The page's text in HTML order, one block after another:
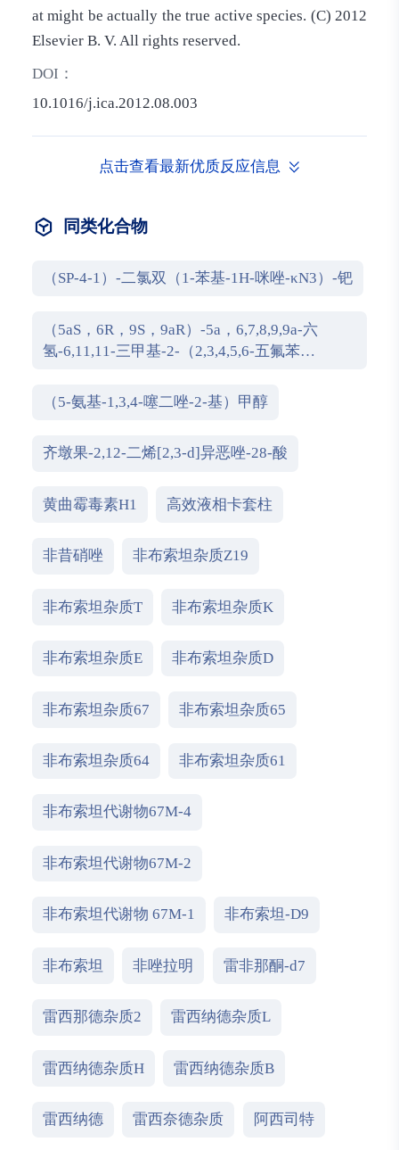
at might be actually the true active species. (C) 2012
Elsevier B. V. All rights reserved.
DOI：
10.1016/j.ica.2012.08.003
点击查看最新优质反应信息
同类化合物
（SP-4-1）-二氯双（1-苯基-1H-咪唑-κN3）-钯
（5aS，6R，9S，9aR）-5a，6,7,8,9,9a-六
氢-6,11,11-三甲基-2-（2,3,4,5,6-五氟苯
恶嗪四氟硼酸酯
（5-氨基-1,3,4-噻二唑-2-基）甲醇
齐墩果-2,12-二烯[2,3-d]异恶唑-28-酸
黄曲霉毒素H1 高效液相卡套柱
非昔硝唑 非布索坦杂质Z19
非布索坦杂质T 非布索坦杂质K
非布索坦杂质E 非布索坦杂质D
非布索坦杂质67 非布索坦杂质65
非布索坦杂质64 非布索坦杂质61
非布索坦代谢物67M-4
非布索坦代谢物67M-2
非布索坦代谢物 67M-1 非布索坦-D9
非布索坦 非唑拉明 雷非那酮-d7
雷西那德杂质2 雷西纳德杂质L
雷西纳德杂质H 雷西纳德杂质B
雷西纳德 雷西奈德杂质 阿西司特